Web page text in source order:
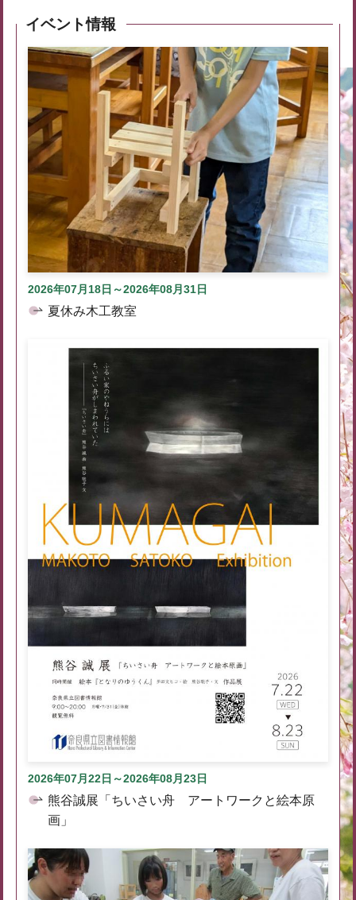
イベント情報
2026年07月18日～2026年08月31日
夏休み木工教室
2026年07月22日～2026年08月23日
熊谷誠展「ちいさい舟 アートワークと絵本原
画」